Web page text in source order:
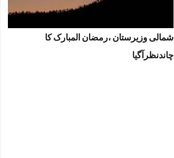
شمالی وزیرستان ،رمضان المبارک کا
چاندنظرآگیا